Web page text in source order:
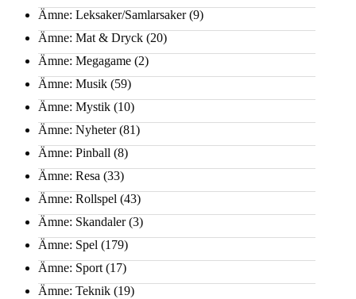
Ämne: Leksaker/Samlarsaker(9)
Ämne: Mat & Dryck (20)
Ämne: Megagame (2)
Ämne: Musik (59)
Ämne: Mystik (10)
Ämne: Nyheter(81)
Ämne: Pinball (8)
Ämne: Resa (33)
Ämne: Rollspel (43)
Ämne: Skandaler(3)
Ämne: Spel (179)
Ämne: Sport (17)
Ämne: Teknik (19)